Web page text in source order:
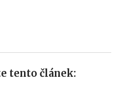
tento článek: